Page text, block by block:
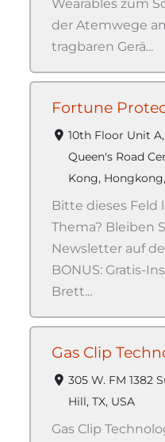
Wearables zum
der Atemwege
tragbaren Gerä...
Fortune
10th Floor Unit
Queen's Road
Kong,
Bitte dieses Feld
Thema? Bleiben
Newsletter auf
BONUS: Gratis-
Brett...
Gas Clip
305 W. FM 1382
Hill, TX, USA
Gas Clip